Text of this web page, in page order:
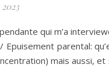
qui m’a
parental:
mais aussi,